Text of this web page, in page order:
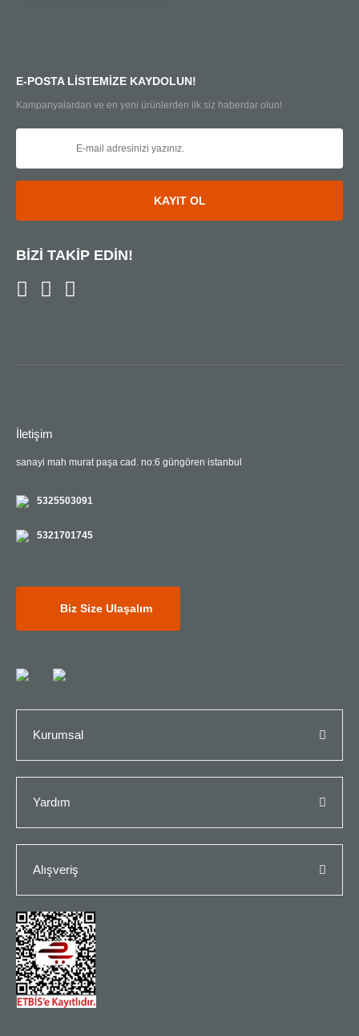
E-POSTA LİSTEMİZE KAYDOLUN!
Kampanyalardan ve en yeni ürünlerden ilk siz haberdar olun!
KAYIT OL
BİZİ TAKİP EDİN!
İletişim
sanayi mah murat paşa cad. no:6 güngören istanbul
5325503091
5321701745
Biz Size Ulaşalım
Kurumsal
Yardım
Alışveriş